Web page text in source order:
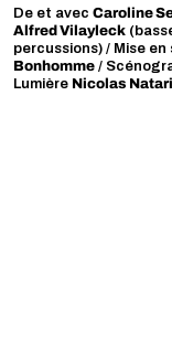
De et avec Caroline
Alfred Vilayleck
percussions) / Mise en
Bonhomme /
Lumière Nicolas